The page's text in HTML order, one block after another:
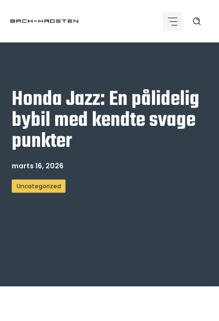
Honda Jazz: En pålidelig
bybil med kendte svage
punkter
marts 16, 2026
Uncategorized